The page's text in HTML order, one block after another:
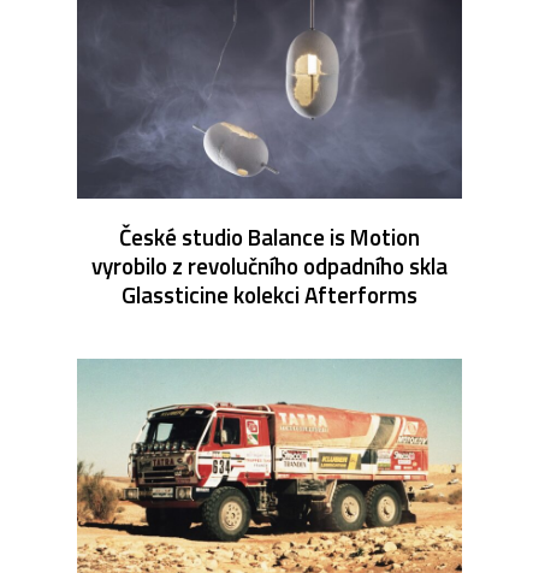
České studio Balance is Motion
vyrobilo z revolučního odpadního skla
Glassticine kolekci Afterforms